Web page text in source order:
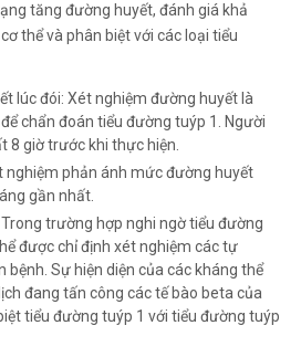
tăng đường huyết, đánh giá khả
thể và phân biệt với các loại tiểu
lúc đói: Xét nghiệm đường huyết là
chẩn đoán tiểu đường tuýp 1. Người
8 giờ trước khi thực hiện.
nghiệm phản ánh mức đường huyết
gần nhất.
trường hợp nghi ngờ tiểu đường
được chỉ định xét nghiệm các tự
bệnh. Sự hiện diện của các kháng thể
đang tấn công các tế bào beta của
tiểu đường tuýp 1 với tiểu đường tuýp